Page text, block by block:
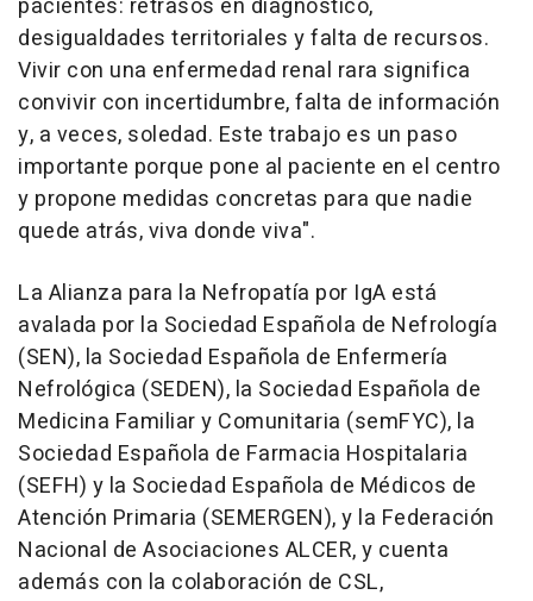
pacientes: retrasos en diagnóstico,
desigualdades territoriales y falta de recursos.
Vivir con una enfermedad renal rara significa
convivir con incertidumbre, falta de información
y, a veces, soledad. Este trabajo es un paso
importante porque pone al paciente en el centro
y propone medidas concretas para que nadie
quede atrás, viva donde viva".
La Alianza para la Nefropatía por IgA está
avalada por la Sociedad Española de Nefrología
(SEN), la Sociedad Española de Enfermería
Nefrológica (SEDEN), la Sociedad Española de
Medicina Familiar y Comunitaria (semFYC), la
Sociedad Española de Farmacia Hospitalaria
(SEFH) y la Sociedad Española de Médicos de
Atención Primaria (SEMERGEN), y la Federación
Nacional de Asociaciones ALCER, y cuenta
además con la colaboración de CSL,